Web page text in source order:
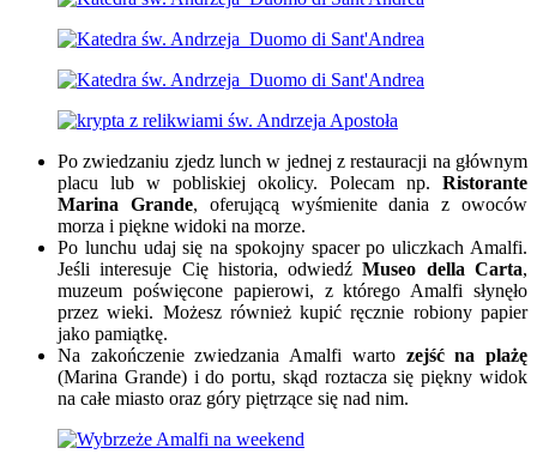
Po zwiedzaniu zjedz lunch w jednej z restauracji na głównym
placu lub w pobliskiej okolicy. Polecam np. Ristorante
Marina Grande, oferującą wyśmienite dania z owoców
morza i piękne widoki na morze.
Po lunchu udaj się na spokojny spacer po uliczkach Amalfi.
Jeśli interesuje Cię historia, odwiedźMuseo della Carta,
muzeum poświęcone papierowi, z którego Amalfi słynęło
przez wieki. Możesz również kupić ręcznie robiony papier
jako pamiątkę.
Na zakończenie zwiedzania Amalfi warto zejść na plażę
(Marina Grande) i do portu, skąd roztacza się piękny widok
na całe miasto oraz góry piętrzące się nad nim.